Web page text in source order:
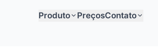
Produto PreçosContato